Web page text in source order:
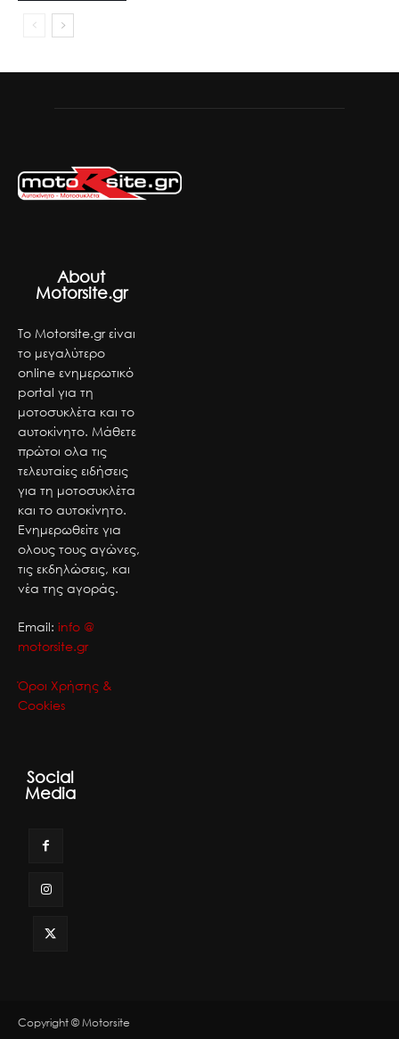
About
Motorsite.gr
Το Motorsite.gr είναι
το μεγαλύτερο
online ενημερωτικό
portal για τη
μοτοσυκλέτα και το
αυτοκίνητο. Μάθετε
πρώτοι ολα τις
τελευταίες ειδήσεις
για τη μοτοσυκλέτα
και το αυτοκίνητο.
Ενημερωθείτε για
ολους τους αγώνες,
τις εκδηλώσεις, και
νέα της αγοράς.
Email: info @
motorsite.gr
Όροι Χρήσης &
Cookies
Social
Media
Copyright © Motorsite